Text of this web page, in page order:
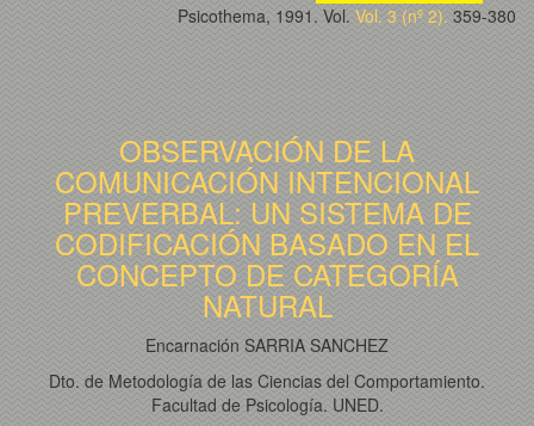
Psicothema, 1991. Vol. Vol. 3 (nº 2). 359-380
OBSERVACIÓN DE LA
COMUNICACIÓN INTENCIONAL
PREVERBAL: UN SISTEMA DE
CODIFICACIÓN BASADO EN EL
CONCEPTO DE CATEGORÍA
NATURAL
Encarnación SARRIA SANCHEZ
Dto. de Metodología de las Ciencias del Comportamiento.
Facultad de Psicología. UNED.